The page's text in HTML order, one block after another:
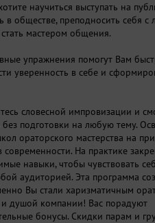
научиться выступать на
в обществе, преподносить себя с
мастером общения.
упражнения помогут Вам
уверенность в себе и
словесной импровизации и
без подготовки на любую тему.
ораторского мастерства на
современности. На практике
навыки, чтобы чувствовать
аудиторией. Эта программа
Вы стали харизматичным
душой компании! Вас порадуют
бонусы. Скидки парам и